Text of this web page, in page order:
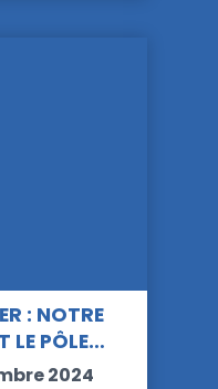
: NOTRE
LE PÔLE…
2024